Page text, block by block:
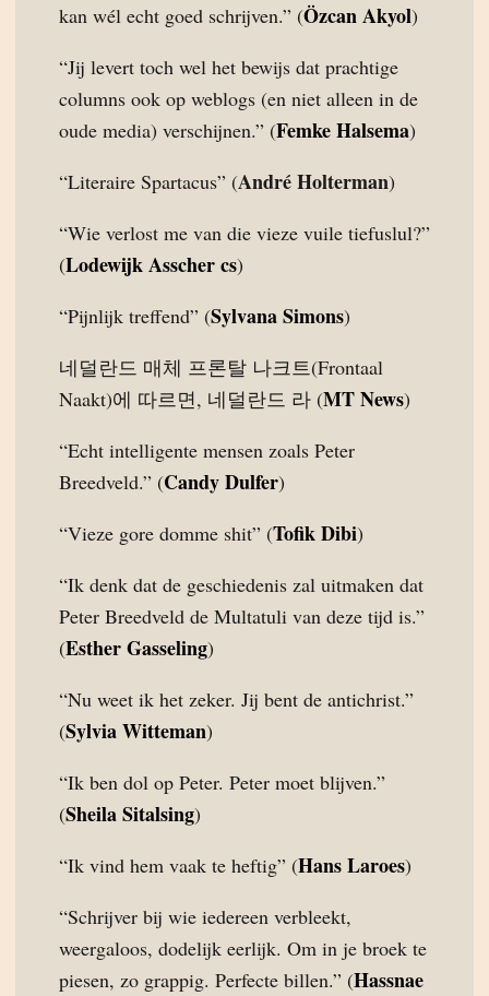
kan wél echt goed schrijven.” (Özcan Akyol)
“Jij levert toch wel het bewijs dat prachtige
columns ook op weblogs (en niet alleen in de
oude media) verschijnen.” (Femke Halsema)
“Literaire Spartacus” (André Holterman)
“Wie verlost me van die vieze vuile tiefuslul?”
(Lodewijk Asscher cs)
“Pijnlijk treffend” (Sylvana Simons)
네덜란드 매체 프론탈 나크트(Frontaal
Naakt)에 따르면, 네덜란드 라 (MT News)
“Echt intelligente mensen zoals Peter
Breedveld.” (Candy Dulfer)
“Vieze gore domme shit” (Tofik Dibi)
“Ik denk dat de geschiedenis zal uitmaken dat
Peter Breedveld de Multatuli van deze tijd is.”
(Esther Gasseling)
“Nu weet ik het zeker. Jij bent de antichrist.”
(Sylvia Witteman)
“Ik ben dol op Peter. Peter moet blijven.”
(Sheila Sitalsing)
“Ik vind hem vaak te heftig” (Hans Laroes)
“Schrijver bij wie iedereen verbleekt,
weergaloos, dodelijk eerlijk. Om in je broek te
piesen, zo grappig. Perfecte billen.” (Hassnae